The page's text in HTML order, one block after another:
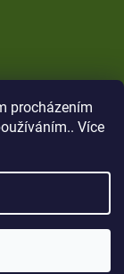
procházením
Více
práva